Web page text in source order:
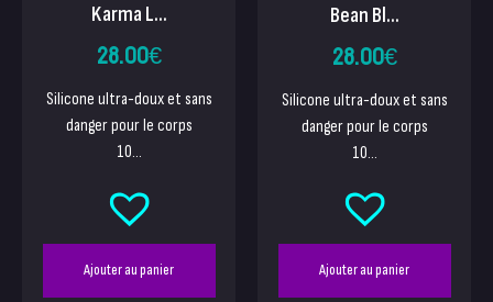
Karma L...
28.00€
Silicone ultra-doux et sans
danger pour le corps
10...
Ajouter au panier
Bean Bl...
28.00€
Silicone ultra-doux et sans
danger pour le corps
10...
Ajouter au panier